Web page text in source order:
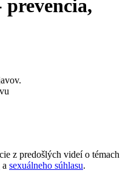
prevencia,
z predošlých videí o témach
a sexuálneho súhlasu.